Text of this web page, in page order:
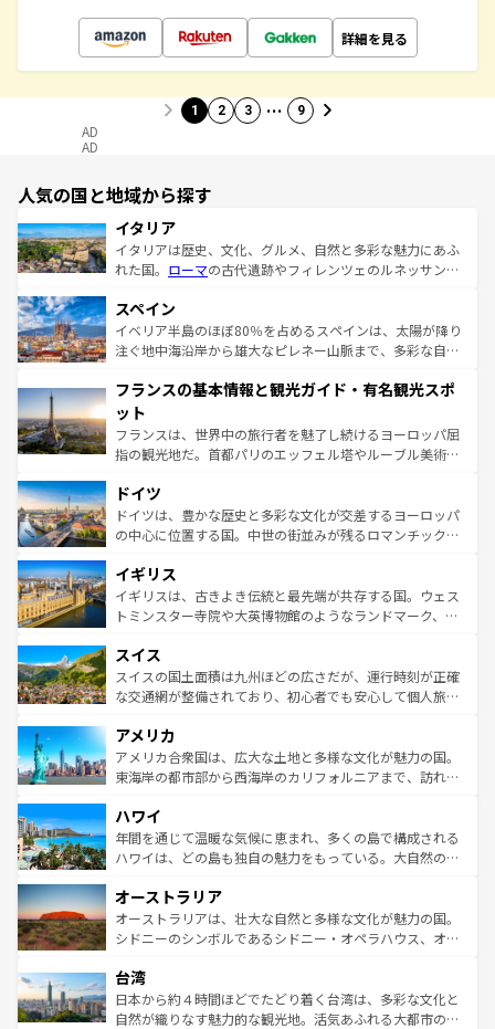
詳細を見る
1 2 3 … 9
AD
AD
人気の国と地域から探す
イタリア
イタリアは歴史、文化、グルメ、自然と多彩な魅力にあふ
れた国。 ローマの古代遺跡やフィレンツェのルネッサンス
ろん、トスカーナの美しい田園風景やアマルフィ海岸の絶
景など、自然景観も見逃せない。観光の合間には、本場の
ピザやパスタなど、絶品のイタリア料理を堪能することも
ませてくれるイタリアで、忘れられない旅をしてみよう！
なお、新着のイタリア情報は
しい。
スペイン
イベリア半島のほぼ80％を占めるスペインは、太陽が降り
注ぐ地中海沿岸から雄大なピレネー山脈まで、多彩な自然
文化が根付くこの国では、情熱的なフラメンコ、熱気あふ
れる闘牛、そして美味しいタパスが生活の一部となってい
る。首都マドリードの洗練された雰囲気や、バルセロナの
アートに溢れた街角から、地方では古代ローマ遺跡や中世
せる。地方によって風土や気候が異なるスペインはその個
性で訪れる人を魅了する。 なお、新着のスペイン情報は コ
ンテンツ一覧を参照してほしい。
フランスの基本情報と観光ガイド・有名観光スポ
ット
フランスは、世界中の旅行者を魅了し続けるヨーロッパ屈
指の観光地だ。首都パリのエッフェル塔やルーブル美術館
で、幅広い魅力が詰まっている。華麗な宮殿、歴史的な大
聖堂、美しいビーチ、そして豊かな自然が、訪れる者を心
から魅了する。また、フランスは美食の国としても知ら
いる。シャンパンの発祥地であるランス、プロヴァンスの
香り高いラベンダー畑など、多彩な楽しみ方が可能だ。さ
らに、パリ以外の地域にも魅力が溢れており、どの街角に
れる地方に足を運ぶとそれぞれで全く異なる文化を体験で
きるだろう。 なお、新着のフランス情報はコンテンツ一覧
を参照してほしい。
ドイツ
ドイツは、豊かな歴史と多彩な文化が交差するヨーロッパ
の中心に位置する国。中世の街並みが残るロマンチック街
顔を持つこの国は、どこを歩いても飽きることがない。ベ
ルリンの文化的活気、バイエルン州のアルプスの絶景、そ
してライン川沿いのワイン畑といった風景は必見。ビール
は、お酒好きな人にはぜひ体験してほしい。 なお、新着の
ドイツ情報はコンテンツ一覧を参照してほしい。
イギリス
イギリスは、古きよき伝統と最先端が共存する国。ウェス
トミンスター寺院や大英博物館のようなランドマーク、歴
リアごとに異なる魅力がある。また、優雅なアフタヌーン
ティー、ビール好きにはたまらない英国パブ、サッカー観
戦など、本場だからこそできる体験も豊富。イギリスを旅
ンツ一覧を参照してほしい。
スイス
スイスの国土面積は九州ほどの広さだが、運行時刻が正確
な交通網が整備されており、初心者でも安心して個人旅行
の建物がそのまま残る町や、スイスならではのユニークな
博物館もあり、アルプス観光だけでなく町歩きも満喫する
ことができる。国民の所得が高いため物価も高いが、旅行
ば市内交通費無料で観光を楽しむこともできる。 なお、新
着のスイス情報はコンテンツ一覧 を参照してほしい。
アメリカ
アメリカ合衆国は、広大な土地と多様な文化が魅力の国。
東海岸の都市部から西海岸のカリフォルニアまで、訪れる
のような巨大都市は、観光、ショッピング、エンターテイ
ンメントが詰まった刺激的なスポットだ。一方、アメリカ
西部には大自然が広がり、グランドキャニオンやイエロー
部のニューオーリンズでは、音楽と美食が融合した独特の
文化が魅力。旅行者はアメリカの各地域で異なる魅力を楽
しみながら、その多様性と豊かな歴史を感じることができ
ならではの贅沢な旅のスタイルだ。 なお、新着のアメリカ
情報はコンテンツ一覧を参照してほしい。
ハワイ
年間を通じて温暖な気候に恵まれ、多くの島で構成される
ハワイは、どの島も独自の魅力をもっている。大自然の神
ワイ島は見逃せない。また、定番の観光地といえばオアフ
島だが、静かな自然を求めるならマウイ島やカウアイ島が
おすすめ。エメラルドグリーンに輝く海をはじめ、豊かな
れるおもてなしの心で訪れる人々を迎えてくれるハワイの
人々、おいしいローカルフードやハワイアンミュージッ
ク、伝統的なフラダンスなど、すべてがハワイの魅力を彩
オーストラリア
オーストラリアは、壮大な自然と多様な文化が魅力の国。
シドニーのシンボルであるシドニー・オペラハウス、オー
リアリーフや大陸中央部にそびえるウルル（エアーズロッ
ク）、タスマニアの美しい原生林やケアンズの熱帯雨林な
ど、見どころがたくさん。また、カフェやワイン、オージ
台湾
日本から約４時間ほどでたどり着く台湾は、多彩な文化と
自然が織りなす魅力的な観光地。活気あふれる大都市の台